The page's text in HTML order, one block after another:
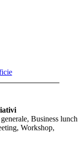
Business lunch
Workshop,